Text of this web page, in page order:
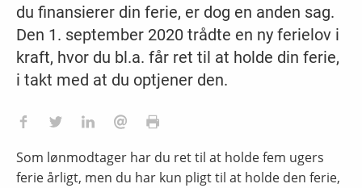
du finansierer din ferie, er dog en anden sag.
Den 1. september 2020 trådte en ny ferielov i
kraft, hvor du bl.a. får ret til at holde din ferie,
i takt med at du optjener den.
Som lønmodtager har du ret til at holde fem ugers
ferie årligt, men du har kun pligt til at holde den ferie,